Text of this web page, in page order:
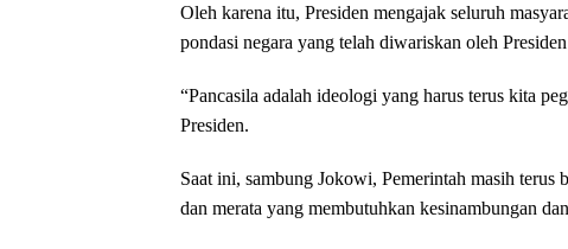
Oleh karena itu, Presiden mengajak seluruh
pondasi negara yang telah diwariskan oleh
“Pancasila adalah ideologi yang harus terus kita
Presiden.
Saat ini, sambung Jokowi, Pemerintah masih terus
dan merata yang membutuhkan kesinambungan